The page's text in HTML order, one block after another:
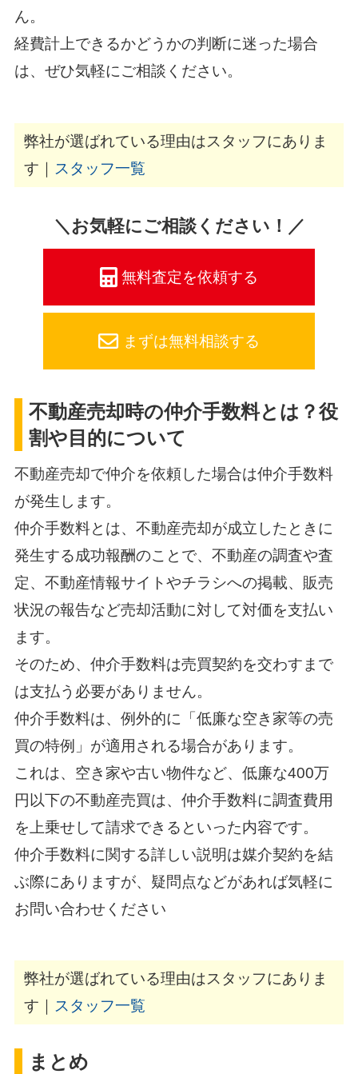
ん。
経費計上できるかどうかの判断に迷った場合
は、ぜひ気軽にご相談ください。
弊社が選ばれている理由はスタッフにありま
す｜
スタッフ一覧
＼お気軽にご相談ください！／
無料査定を依頼する
まずは無料相談する
不動産売却時の仲介手数料とは？役
割や目的について
不動産売却で仲介を依頼した場合は仲介手数料
が発生します。
仲介手数料とは、不動産売却が成立したときに
発生する成功報酬のことで、不動産の調査や査
定、不動産情報サイトやチラシへの掲載、販売
状況の報告など売却活動に対して対価を支払い
ます。
そのため、仲介手数料は売買契約を交わすまで
は支払う必要がありません。
仲介手数料は、例外的に「低廉な空き家等の売
買の特例」が適用される場合があります。
これは、空き家や古い物件など、低廉な400万
円以下の不動産売買は、仲介手数料に調査費用
を上乗せして請求できるといった内容です。
仲介手数料に関する詳しい説明は媒介契約を結
ぶ際にありますが、疑問点などがあれば気軽に
お問い合わせください
弊社が選ばれている理由はスタッフにありま
す｜ スタッフ一覧
まとめ